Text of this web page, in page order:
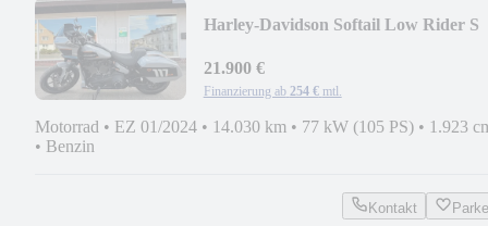
Harley-Davidson Softail Low Rider S
21.900 €
Finanzierung ab 254 € mtl.
Motorrad • EZ 01/2024 • 14.030 km • 77 kW (105 PS) • 1.923
• Benzin
Kontakt